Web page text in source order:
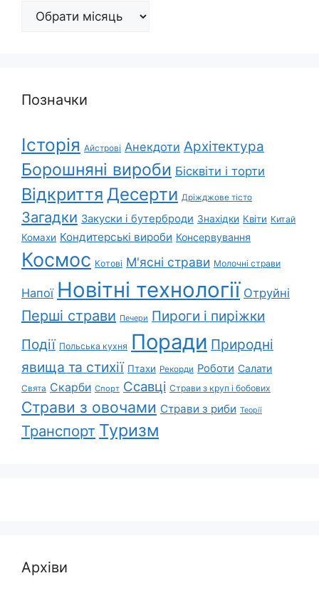
Архіви
Позначки
Історія Айстрові Анекдоти Архітектура
Борошняні вироби Бісквіти і торти
Відкриття Десерти Дріжджове тісто
Загадки Закуски і бутерброди Знахідки Квіти Китай
Комахи Кондитерські вироби Консервування
Космос Котові М'ясні страви Молочні страви
Напої Новітні технології Отруйні
Перші страви Печери Пироги і пиріжки
Події Польська кухня Поради Природні
явища та стихії Птахи Рекорди Роботи Салати
Свята Скарби Спорт Ссавці Страви з круп і бобових
Страви з овочами Страви з риби Теорії
Транспорт Туризм
Архіви